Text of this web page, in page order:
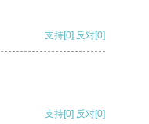
支持[0] 反对[0]
支持[0] 反对[0]